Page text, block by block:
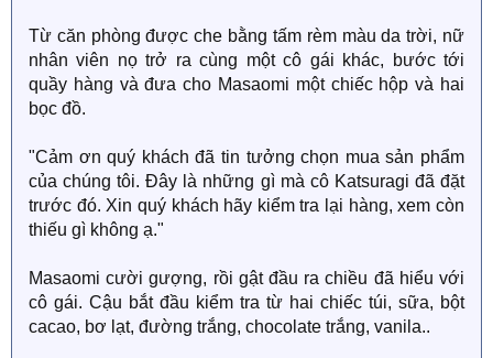
Từ căn phòng được che bằng tấm rèm màu da trời, nữ
nhân viên nọ trở ra cùng một cô gái khác, bước tới
quầy hàng và đưa cho Masaomi một chiếc hộp và hai
bọc đồ.
"Cảm ơn quý khách đã tin tưởng chọn mua sản phẩm
của chúng tôi. Đây là những gì mà cô Katsuragi đã đặt
trước đó. Xin quý khách hãy kiểm tra lại hàng, xem còn
thiếu gì không ạ."
Masaomi cười gượng, rồi gật đầu ra chiều đã hiểu với
cô gái. Cậu bắt đầu kiểm tra từ hai chiếc túi, sữa, bột
cacao, bơ lạt, đường trắng, chocolate trắng, vanila..